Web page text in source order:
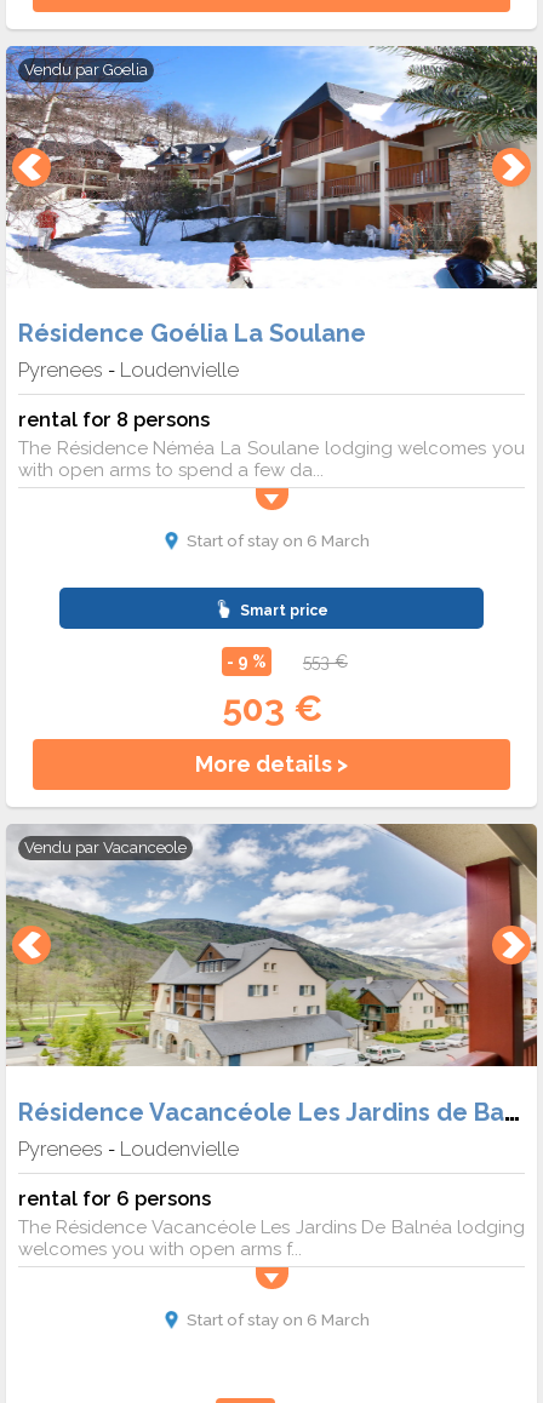
Vendu par Goelia
Résidence Goélia La Soulane
Pyrenees - Loudenvielle
rental for 8 persons
The Résidence Néméa La Soulane lodging welcomes you
with open arms to spend a few da...
Start of stay on 6 March
Smart price
- 9 % 553 €
503 €
More details >
Vendu par Vacanceole
Résidence Vacancéole Les Jardins de Balnéa
Pyrenees - Loudenvielle
rental for 6 persons
The Résidence Vacancéole Les Jardins De Balnéa lodging
welcomes you with open arms f...
Start of stay on 6 March